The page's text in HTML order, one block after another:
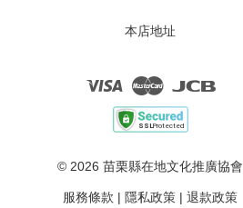
本店地址
Visa Master
© 2026 苗栗縣在地文化推廣協會
服務條款 | 隱私政策 | 退款政策